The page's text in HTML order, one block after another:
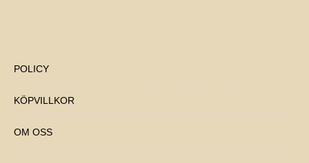
POLICY
KÖPVILLKOR
OM OSS